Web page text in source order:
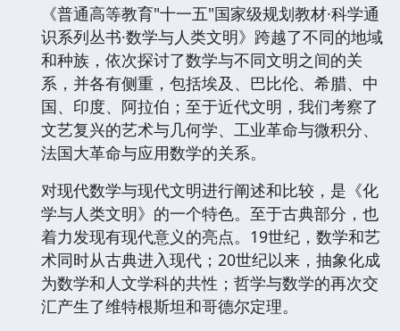
《普通高等教育"十一五"国家级规划教材·科学通
识系列丛书·数学与人类文明》跨越了不同的地域
和种族，依次探讨了数学与不同文明之间的关
系，并各有侧重，包括埃及、巴比伦、希腊、中
国、印度、阿拉伯；至于近代文明，我们考察了
文艺复兴的艺术与几何学、工业革命与微积分、
法国大革命与应用数学的关系。
对现代数学与现代文明进行阐述和比较，是《化
学与人类文明》的一个特色。至于古典部分，也
着力发现有现代意义的亮点。19世纪，数学和艺
术同时从古典进入现代；20世纪以来，抽象化成
为数学和人文学科的共性；哲学与数学的再次交
汇产生了维特根斯坦和哥德尔定理。